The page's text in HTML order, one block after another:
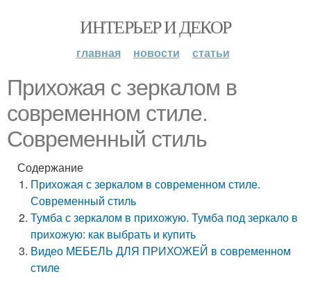
ИНТЕРЬЕР И ДЕКОР
главная новости статьи
Прихожая с зеркалом в
современном стиле.
Современный стиль
Содержание
Прихожая с зеркалом в современном стиле.
Современный стиль
Тумба с зеркалом в прихожую. Тумба под зеркало в
прихожую: как выбрать и купить
Видео МЕБЕЛЬ ДЛЯ ПРИХОЖЕЙ в современном
стиле